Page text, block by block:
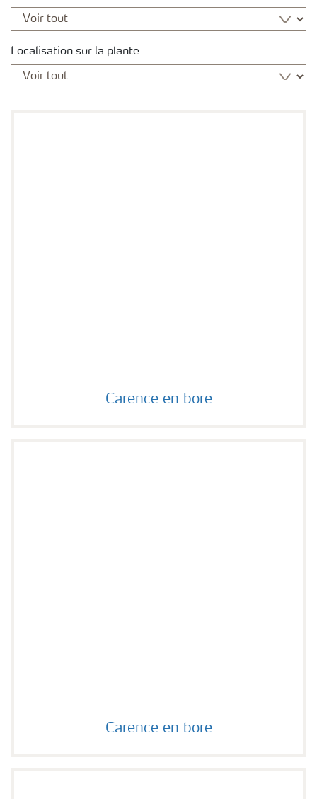
Localisation sur la plante
Carence en bore
Carence en bore
Carence en bore
Carence en bore